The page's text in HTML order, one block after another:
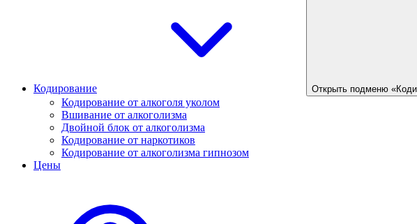
Кодирование Открыть подменю
Кодирование от алкоголя уколом
Вшивание от алкоголизма
Двойной блок от алкоголизма
Кодирование от наркотиков
Кодирование от алкоголизма гипнозом
Цены